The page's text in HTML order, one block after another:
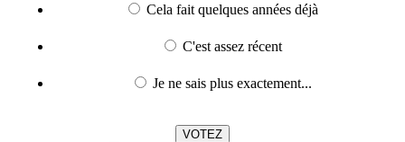
Cela fait quelques années déjà
C'est assez récent
Je ne sais plus exactement...